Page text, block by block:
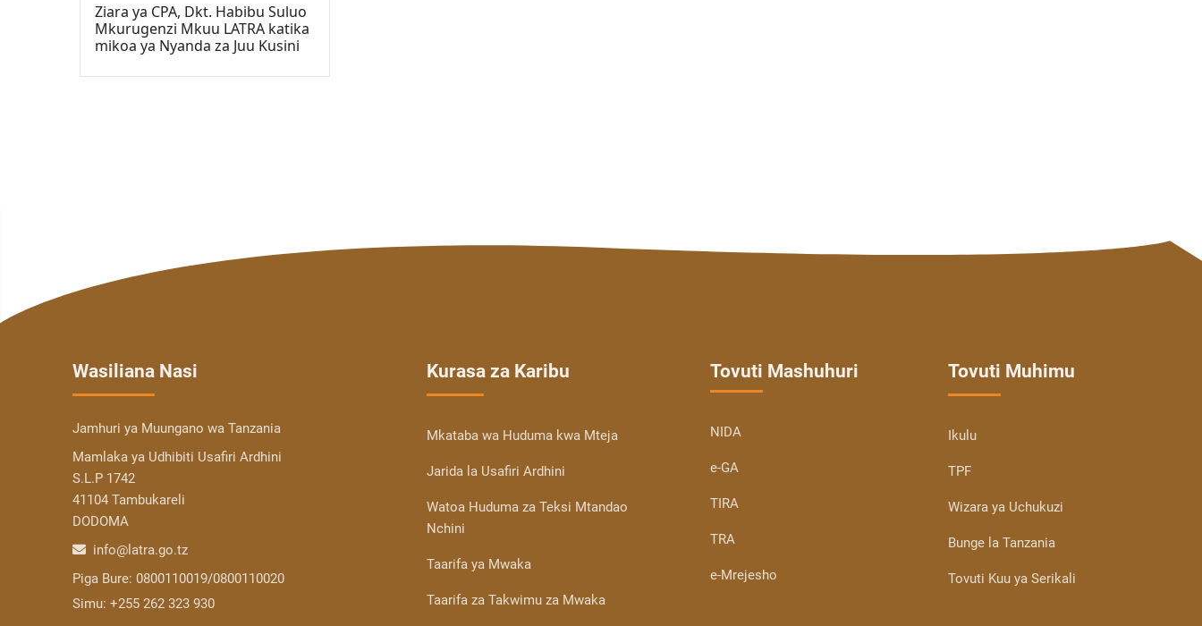
Ziara ya CPA, Dkt. Habibu Suluo
Mkurugenzi Mkuu LATRA katika
mikoa ya Nyanda za Juu Kusini
Wasiliana Nasi
Jamhuri ya Muungano wa Tanzania
Mamlaka ya Udhibiti Usafiri Ardhini
S.L.P 1742
41104 Tambukareli
DODOMA
info@latra.go.tz
Piga Bure: 0800110019/0800110020
Simu: +255 262 323 930
Kurasa za Karibu
Mkataba wa Huduma kwa Mteja
Jarida la Usafiri Ardhini
Watoa Huduma za Teksi Mtandao
Nchini
Taarifa ya Mwaka
Taarifa za Takwimu za Mwaka
Tovuti Mashuhuri
NIDA
e-GA
TIRA
TRA
e-Mrejesho
Tovuti Muhimu
Ikulu
TPF
Wizara ya Uchukuzi
Bunge la Tanzania
Tovuti Kuu ya Serikali